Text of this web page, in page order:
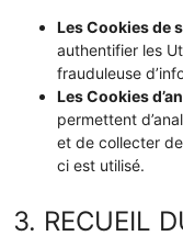
Les Cookies de
authentifier les
frauduleuse
Les Cookies
permettent
et de collecter
ci est utilisé.
3. RECUEIL